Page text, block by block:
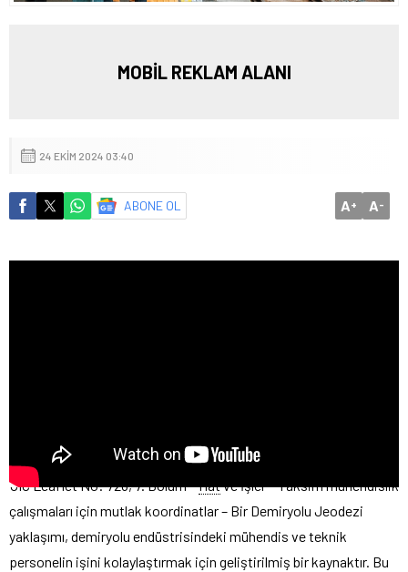
MOBİL REKLAM ALANI
24 EKIM 2024 03:40
ABONE OL A+ A-
UIC Leaflet No: 728, 7. Bölüm –Hatve İşler – Taksim mühendislik
çalışmaları için mutlak koordinatlar – Bir Demiryolu Jeodezi
yaklaşımı, demiryolu endüstrisindeki mühendis ve teknik
personelin işini kolaylaştırmak için geliştirilmiş bir kaynaktır. Bu